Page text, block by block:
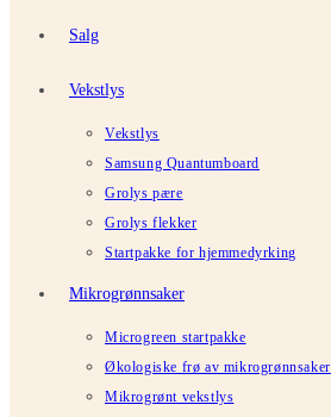
Salg
Vekstlys
Vekstlys
Samsung Quantumboard
Grolys pære
Grolys flekker
Startpakke for hjemmedyrking
Mikrogrønnsaker
Microgreen startpakke
Økologiske frø av mikrogrønnsaker
Mikrogrønt vekstlys